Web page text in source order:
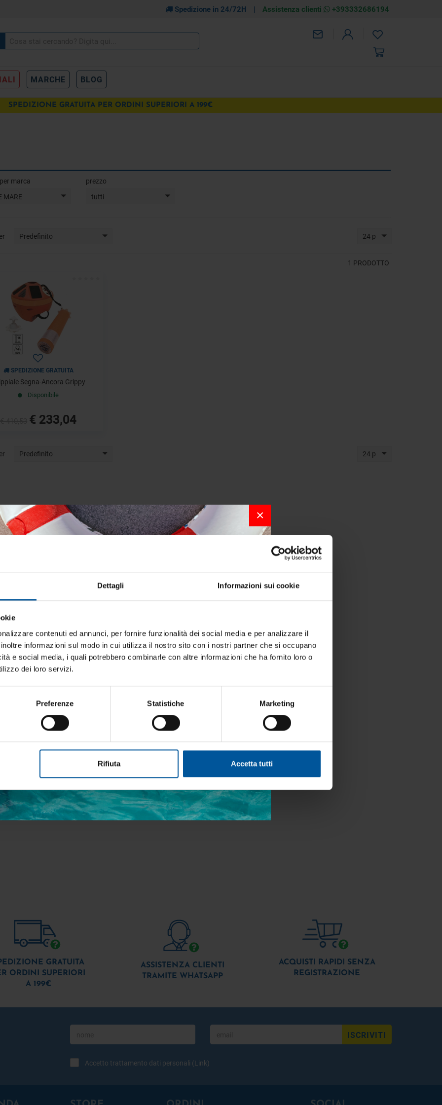
aggiornato sulle migliori occasioni per la
alla newsletter e ricevi le offerte più vantaggiose e selezionate per chi
ogni giorno. Con MTO trovi tutto ciò che serve davvero a bordo.
trattamento dati personali
ISCRIVITI
×
Dettagli Informazioni sui cookie
contenuti ed annunci, per fornire funzionalità dei social media e per analizzare il
informazioni sul modo in cui utilizza il nostro sito con i nostri partner che si occupano
e social media, i quali potrebbero combinarle con altre informazioni che ha fornito loro o
dei loro servizi.
Preferenze Statistiche Marketing
Rifiuta Accetta tutti
Spedizione in 24/72H | Assistenza clienti +393332686194
MARCHE BLOG
SPEDIZIONE GRATUITA PER ORDINI SUPERIORI A 199€
marca
MARE
prezzo
tutti
Predefinito 24 p
1 PRODOTTO
SPEDIZIONE GRATUITA
Segna-Ancora Grippy
Disponibile
€ 233,04
Predefinito 24 p
GRATUITA
ORDINI SUPERIORI
A 199€
ASSISTENZA CLIENTI
TRAMITE WHATSAPP
ACQUISTI RAPIDI SENZA
REGISTRAZIONE
ISCRIVITI
Accetto trattamento dati personali (Link)